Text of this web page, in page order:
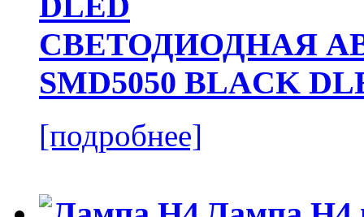
СВЕТОДИОДНАЯ
SMD5050 BLACK
[подробнее]